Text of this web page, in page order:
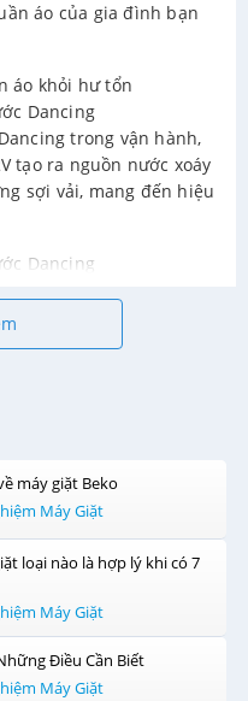
máy giặt Beko
Máy Giặt
loại nào là hợp lý khi có 7
Máy Giặt
Điều Cần Biết
Máy Giặt
áo của gia đình bạn
áo khỏi hư tổn
Dancing
trong vận hành,
tạo ra nguồn nước xoáy
sợi vải, mang đến hiệu
Dancing
giúp đánh tan
chóng thấm sâu vào